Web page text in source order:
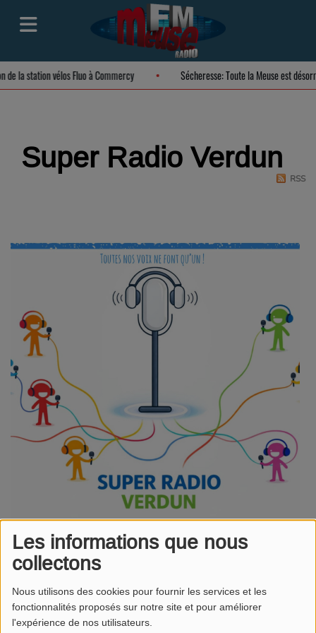
Les informations que nous
collectons
Nous utilisons des cookies pour fournir les services et les
fonctionnalités proposés sur notre site et pour améliorer
l'expérience de nos utilisateurs.
de la station vélos Fluo à Commercy Sécheresse: Toute la Meuse est
Super Radio Verdun
RSS
Super Radio Verdun : Les
élèves prennent le micro !
Bienvenue sur la page dédiée à l’opération« Super Radio
Verdun